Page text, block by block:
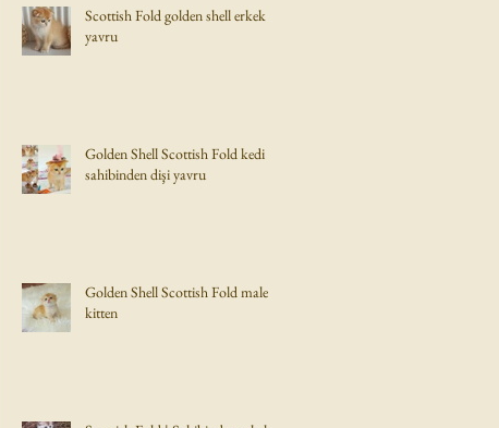
Scottish Fold golden shell erkek
yavru
Golden Shell Scottish Fold kedi
sahibinden dişi yavru
Golden Shell Scottish Fold male
kitten